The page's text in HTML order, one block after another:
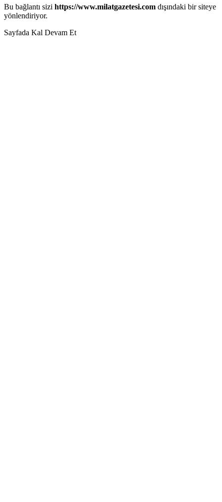
Bu bağlantı sizi https://www.milatgazetesi.com dışındaki bir siteye
yönlendiriyor.
Sayfada Kal Devam Et